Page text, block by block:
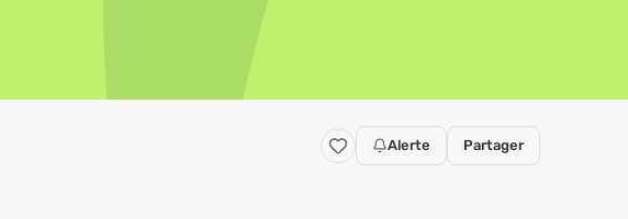
Alerte Partager